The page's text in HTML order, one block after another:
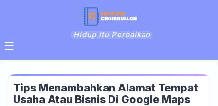
Hidup Itu Perbaikan
☰
Tips Menambahkan Alamat Tempat
Usaha Atau Bisnis Di Google Maps